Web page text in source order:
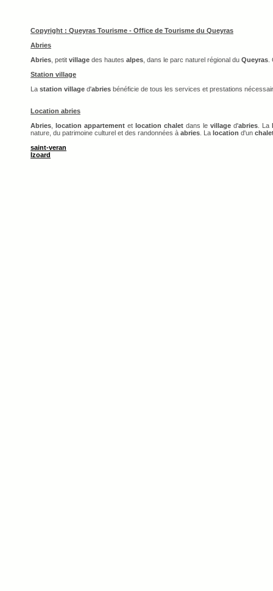
Copyright : Queyras Tourisme - Office de Tourisme du Queyras
Abries
Abries , petit village des hautes alpes , dans le parc naturel régional du Queyras
Station village
La station village d'abries bénéficie de tous les services et prestations
Location abries
Abries ,location appartement etlocation chalet dans levillage d'abries . La
nature, du patrimoine culturel et des randonnées à abries . La location d'un
saint-veran
Izoard